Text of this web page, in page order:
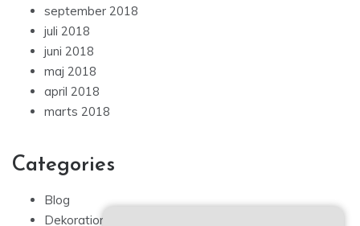
september 2018
juli 2018
juni 2018
maj 2018
april 2018
marts 2018
Categories
Blog
Dekoration